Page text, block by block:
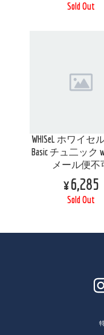
Sold Out
WHISeL ホワイセ
Basic チュ二ック
メール便不
¥6,285
Sold Out